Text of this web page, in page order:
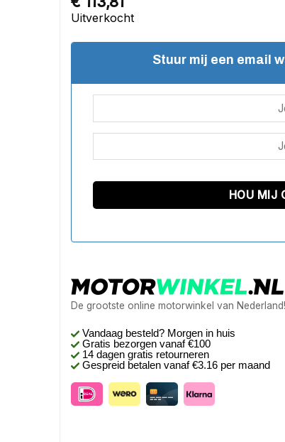
Uitverkocht
Stuur mij een email
De grootste online motorwinkel van Nederland!
Vandaag besteld? Morgen in huis
Gratis bezorgen vanaf €100
14 dagen gratis retourneren
Gespreid betalen vanaf €3.16 per maand